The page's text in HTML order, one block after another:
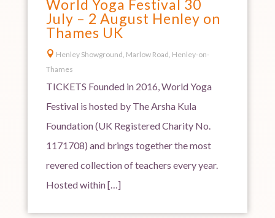
World Yoga Festival 30
July – 2 August Henley on
Thames UK
 Henley Showground, Marlow Road, Henley-on-
Thames
TICKETS Founded in 2016, World Yoga
Festival is hosted by The Arsha Kula
Foundation (UK Registered Charity No.
1171708) and brings together the most
revered collection of teachers every year.
Hosted within […]